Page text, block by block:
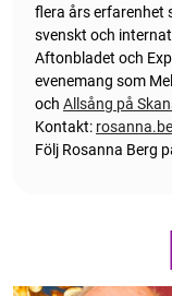
flera års erfarenhet
svenskt och
Aftonbladet och
evenemang som
och Allsång på
Kontakt:
Följ Rosanna Berg